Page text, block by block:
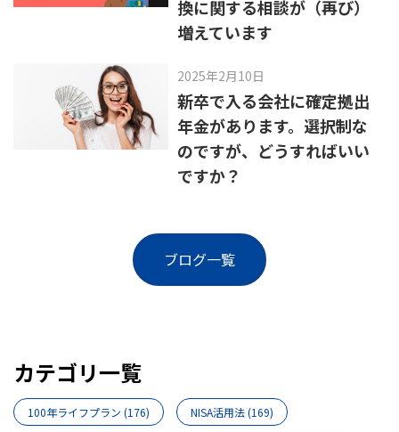
換に関する相談が（再び）
増えています
2025年2月10日
新卒で入る会社に確定拠出
年金があります。選択制な
のですが、どうすればいい
ですか？
ブログ一覧
カテゴリ一覧
100年ライフプラン (176) NISA活用法(169)